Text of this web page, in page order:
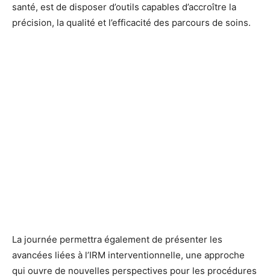
santé, est de disposer d’outils capables d’accroître la
précision, la qualité et l’efficacité des parcours de soins.
La journée permettra également de présenter les
avancées liées à l’IRM interventionnelle, une approche
qui ouvre de nouvelles perspectives pour les procédures